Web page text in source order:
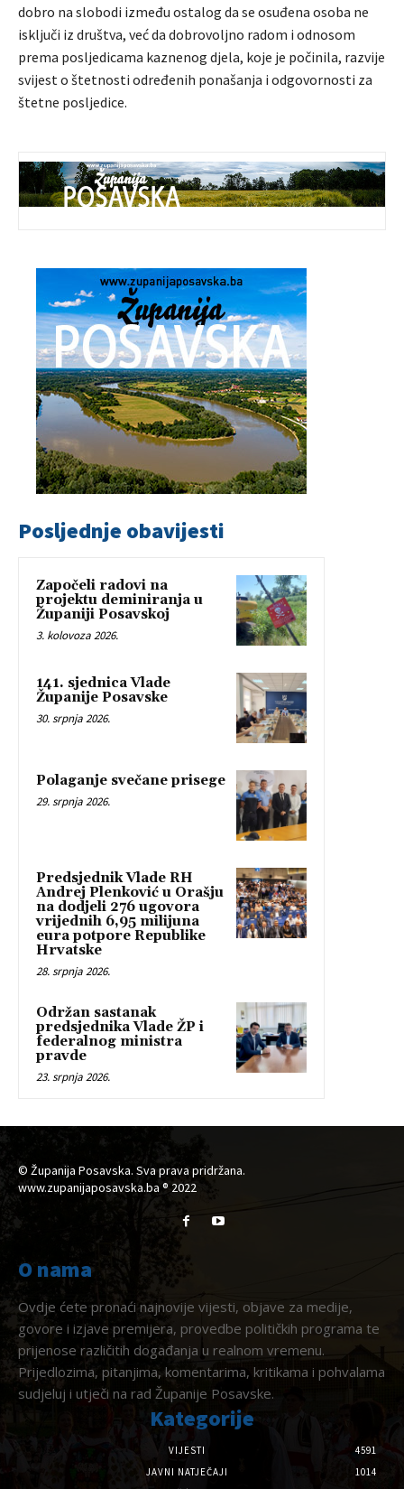
dobro na slobodi između ostalog da se osuđena osoba ne
isključi iz društva, već da dobrovoljno radom i odnosom
prema posljedicama kaznenog djela, koje je počinila, razvije
svijest o štetnosti određenih ponašanja i odgovornosti za
štetne posljedice.
Posljednje obavijesti
Započeli radovi na
projektu deminiranja u
Županiji Posavskoj
3. kolovoza 2026.
141. sjednica Vlade
Županije Posavske
30. srpnja 2026.
Polaganje svečane prisege
29. srpnja 2026.
Predsjednik Vlade RH
Andrej Plenković u Orašju
na dodjeli 276 ugovora
vrijednih 6,95 milijuna
eura potpore Republike
Hrvatske
28. srpnja 2026.
Održan sastanak
predsjednika Vlade ŽP i
federalnog ministra
pravde
23. srpnja 2026.
© Županija Posavska. Sva prava pridržana.
www.zupanijaposavska.ba ® 2022
O nama
Ovdje ćete pronaći najnovije vijesti, objave za medije,
govore i izjave premijera, provedbe političkih programa te
prijenose različitih događanja u realnom vremenu.
Prijedlozima, pitanjima, komentarima, kritikama i pohvalama
sudjeluj i utječi na rad Županije Posavske.
Kategorije
VIJESTI
4591
JAVNI NATJEČAJI
1014